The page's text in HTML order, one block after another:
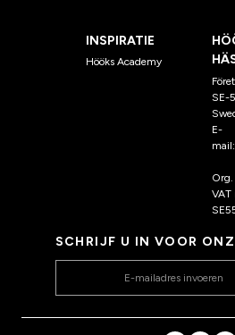
INSPIRATIE
Hööks Academy
SE-
E-
mail:
VAT
SCHRIJF U IN VOOR